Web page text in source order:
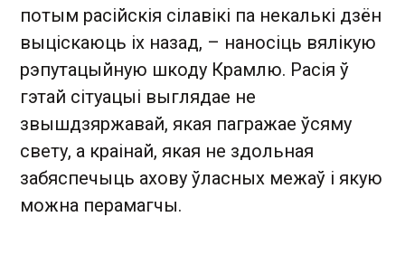
потым расійскія сілавікі па некалькі дзён
выціскаюць іх назад, – наносіць вялікую
рэпутацыйную шкоду Крамлю. Расія ў
гэтай сітуацыі выглядае не
звышдзяржавай, якая пагражае ўсяму
свету, а краінай, якая не здольная
забяспечыць ахову ўласных межаў і якую
можна перамагчы.